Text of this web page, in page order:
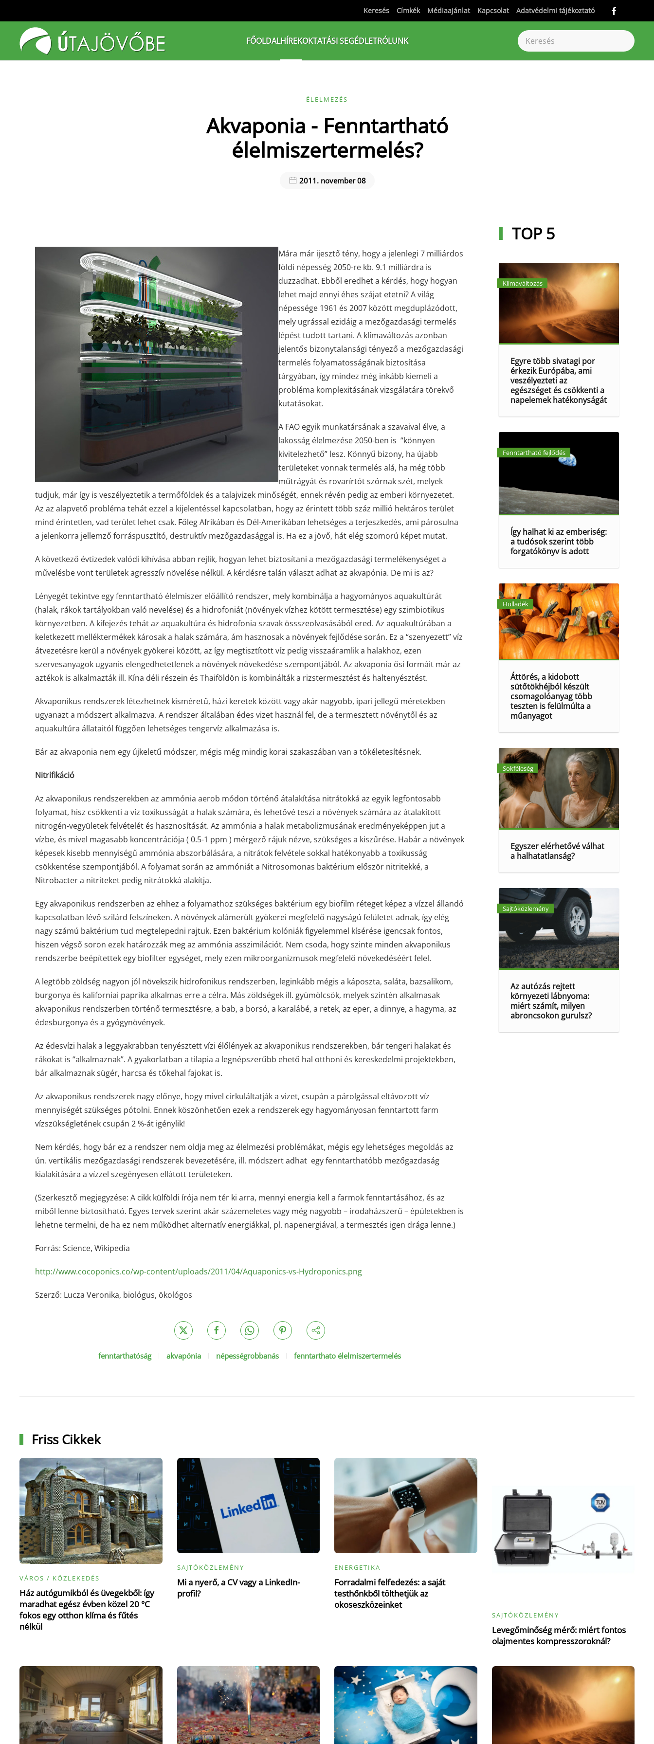
Fő tartalom átugrása
Keresés Címkék Médiaajánlat Kapcsolat Adatvédelmi tájékoztató
FŐOLDALHÍREKOKTATÁSI SEGÉDLETRÓLUNK
ÉLELMEZÉS
Akvaponia - Fenntartható
élelmiszertermelés?
2011. november 08
Mára már ijesztő tény, hogy a jelenlegi 7 milliárdos
földi népesség 2050-re kb. 9.1 milliárdra is
duzzadhat. Ebből eredhet a kérdés, hogy hogyan
lehet majd ennyi éhes szájat etetni? A világ
népessége 1961 és 2007 között megduplázódott,
mely ugrással ezidáig a mezőgazdasági termelés
lépést tudott tartani. A klímaváltozás azonban
jelentős bizonytalansági tényező a mezőgazdasági
termelés folyamatosságának biztosítása
tárgyában, így mindez még inkább kiemeli a
probléma komplexitásának vizsgálatára törekvő
kutatásokat.
A FAO egyik munkatársának a szavaival élve, a
lakosság élelmezése 2050-ben is “könnyen
kivitelezhető” lesz. Könnyű bizony, ha újabb
területeket vonnak termelés alá, ha még több
műtrágyát és rovarírtót szórnak szét, melyek
tudjuk, már így is veszélyeztetik a termőföldek és a talajvizek minőségét, ennek révén pedig az emberi környezetet.
Az az alapvető probléma tehát ezzel a kijelentéssel kapcsolatban, hogy az érintett több száz millió hektáros terület
mind érintetlen, vad terület lehet csak. Főleg Afrikában és Dél-Amerikában lehetséges a terjeszkedés, ami párosulna
a jelenkorra jellemző forráspusztító, destruktív mezőgazdasággal is. Ha ez a jövő, hát elég szomorú képet mutat.
A következő évtizedek valódi kihívása abban rejlik, hogyan lehet biztosítani a mezőgazdasági termelékenységet a
művelésbe vont területek agresszív növelése nélkül. A kérdésre talán választ adhat az akvapónia. De mi is az?
Lényegét tekintve egy fenntartható élelmiszer előállító rendszer, mely kombinálja a hagyományos aquakultúrát
(halak, rákok tartályokban való nevelése) és a hidrofoniát (növények vízhez kötött termesztése) egy szimbiotikus
környezetben. A kifejezés tehát az aquakultúra és hidrofonia szavak össszeolvasásából ered. Az aquakultúrában a
keletkezett melléktermékek károsak a halak számára, ám hasznosak a növények fejlődése során. Ez a “szenyezett” víz
átvezetésre kerül a növények gyökerei között, az így megtisztított víz pedig visszaáramlik a halakhoz, ezen
szervesanyagok ugyanis elengedhetetlenek a növények növekedése szempontjából. Az akvaponia ősi formáit már az
aztékok is alkalmazták ill. Kína déli részein és Thaiföldön is kombinálták a rizstermesztést és haltenyésztést.
Akvaponikus rendszerek létezhetnek kisméretű, házi keretek között vagy akár nagyobb, ipari jellegű méretekben
ugyanazt a módszert alkalmazva. A rendszer általában édes vizet használ fel, de a termesztett növénytől és az
aquakultúra állataitól függően lehetséges tengervíz alkalmazása is.
Bár az akvaponia nem egy újkeletű módszer, mégis még mindig korai szakaszában van a tökéletesítésnek.
Nitrifikáció
Az akvaponikus rendszerekben az ammónia aerob módon történő átalakítása nitrátokká az egyik legfontosabb
folyamat, hisz csökkenti a víz toxikusságát a halak számára, és lehetővé teszi a növények számára az átalakított
nitrogén-vegyületek felvételét és hasznosítását. Az ammónia a halak metabolizmusának eredményeképpen jut a
vízbe, és mivel magasabb koncentrációja ( 0.5-1 ppm ) mérgező rájuk nézve, szükséges a kiszűrése. Habár a növények
képesek kisebb mennyiségű ammónia abszorbálására, a nitrátok felvétele sokkal hatékonyabb a toxikusság
csökkentése szempontjából. A folyamat során az ammóniát a Nitrosomonas baktérium először nitritekké, a
Nitrobacter a nitriteket pedig nitrátokká alakítja.
Egy akvaponikus rendszerben az ehhez a folyamathoz szükséges baktérium egy biofilm réteget képez a vízzel állandó
kapcsolatban lévő szilárd felszíneken. A növények alámerült gyökerei megfelelő nagyságú felületet adnak, így elég
nagy számú baktérium tud megtelepedni rajtuk. Ezen baktérium kolóniák figyelemmel kísérése igencsak fontos,
hiszen végső soron ezek határozzák meg az ammónia asszimilációt. Nem csoda, hogy szinte minden akvaponikus
rendszerbe beépítettek egy biofilter egységet, mely ezen mikroorganizmusok megfelelő növekedéséért felel.
A legtöbb zöldség nagyon jól növekszik hidrofonikus rendszerben, leginkább mégis a káposzta, saláta, bazsalikom,
burgonya és kaliforniai paprika alkalmas erre a célra. Más zöldségek ill. gyümölcsök, melyek szintén alkalmasak
akvaponikus rendszerben történő termesztésre, a bab, a borsó, a karalábé, a retek, az eper, a dinnye, a hagyma, az
édesburgonya és a gyógynövények.
Az édesvízi halak a leggyakrabban tenyésztett vízi élőlények az akvaponikus rendszerekben, bár tengeri halakat és
rákokat is “alkalmaznak”. A gyakorlatban a tilapia a legnépszerűbb ehető hal otthoni és kereskedelmi projektekben,
bár alkalmaznak sügér, harcsa és tőkehal fajokat is.
Az akvaponikus rendszerek nagy előnye, hogy mivel cirkuláltatják a vizet, csupán a párolgással eltávozott víz
mennyiségét szükséges pótolni. Ennek köszönhetően ezek a rendszerek egy hagyományosan fenntartott farm
vízszükségletének csupán 2 %-át igénylik!
Nem kérdés, hogy bár ez a rendszer nem oldja meg az élelmezési problémákat, mégis egy lehetséges megoldás az
ún. vertikális mezőgazdasági rendszerek bevezetésére, ill. módszert adhat egy fenntarthatóbb mezőgazdaság
kialakítására a vízzel szegényesen ellátott területeken.
(Szerkesztő megjegyzése: A cikk külföldi írója nem tér ki arra, mennyi energia kell a farmok fenntartásához, és az
miből lenne biztosítható. Egyes tervek szerint akár százemeletes vagy még nagyobb – irodaházszerű – épületekben is
lehetne termelni, de ha ez nem működhet alternatív energiákkal, pl. napenergiával, a termesztés igen drága lenne.)
Forrás: Science, Wikipedia
http://www.cocoponics.co/wp-content/uploads/2011/04/Aquaponics-vs-Hydroponics.png
Szerző: Lucza Veronika, biológus, ökológos
fenntarthatóság akvapónia népességrobbanás fenntarthato élelmiszertermelés
TOP 5
Klímaváltozás
Egyre több sivatagi por
érkezik Európába, ami
veszélyezteti az
egészséget és csökkenti a
napelemek hatékonyságát
Fenntartható fejlődés
Így halhat ki az emberiség:
a tudósok szerint több
forgatókönyv is adott
Hulladék
Áttörés, a kidobott
sütőtökhéjból készült
csomagolóanyag több
teszten is felülmúlta a
műanyagot
Sokféleség
Egyszer elérhetővé válhat
a halhatatlanság?
Sajtóközlemény
Az autózás rejtett
környezeti lábnyoma:
miért számít, milyen
abroncsokon gurulsz?
Friss Cikkek
VÁROS / KÖZLEKEDÉS
Ház autógumikból és üvegekből: így
maradhat egész évben közel 20 °C
fokos egy otthon klíma és fűtés
nélkül
SAJTÓKÖZLEMÉNY
Mi a nyerő, a CV vagy a LinkedIn-
profil?
ENERGETIKA
Forradalmi felfedezés: a saját
testhőnkből tölthetjük az
okoseszközeinket
SAJTÓKÖZLEMÉNY
Levegőminőség mérő: miért fontos
olajmentes kompresszoroknál?